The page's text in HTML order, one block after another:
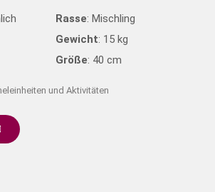
Rasse: Mischling
Gewicht: 15 kg
Größe: 40 cm
und Aktivitäten